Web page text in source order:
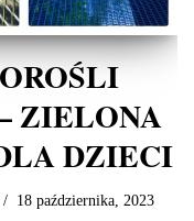
ZIELONA
DZIECI
18 października, 2023